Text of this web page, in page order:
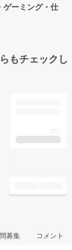
ゲーミング・仕
もチェックし
募集 コメント